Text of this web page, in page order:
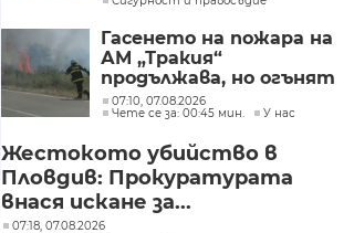
лаборатория да е
единствената у нас
Гасенето на пожара на
АМ „Тракия“
продължава, но огънят
е локализиран
07:10, 07.08.2026
Чете се за: 00:45 мин.
У нас
Жестокото убийство в
Пловдив: Прокуратурата
внася искане за...
07:18, 07.08.2026